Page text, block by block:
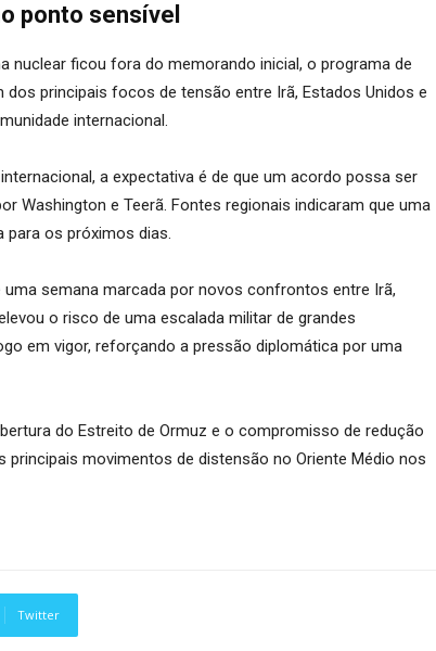
ponto sensível
nuclear ficou fora do memorando inicial, o programa de
principais focos de tensão entre Irã, Estados Unidos e
internacional.
a expectativa é de que um acordo possa ser
Washington e Teerã. Fontes regionais indicaram que uma
para os próximos dias.
semana marcada por novos confrontos entre Irã,
o risco de uma escalada militar de grandes
em vigor, reforçando a pressão diplomática por uma
do Estreito de Ormuz e o compromisso de redução
movimentos de distensão no Oriente Médio nos
Twitter